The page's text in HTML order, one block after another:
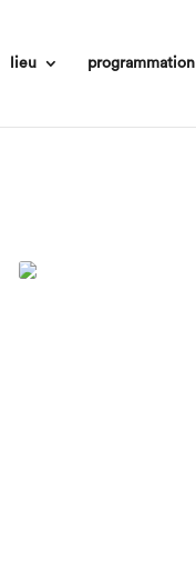
lieu programmation